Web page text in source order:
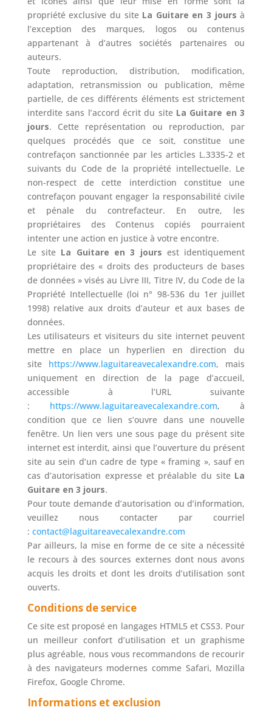
propriété exclusive du site La Guitare en 3 jours à
l’exception des marques, logos ou contenus
appartenant à d’autres sociétés partenaires ou
auteurs.
Toute reproduction, distribution, modification,
adaptation, retransmission ou publication, même
partielle, de ces différents éléments est strictement
interdite sans l’accord écrit du site La Guitare en 3
jours. Cette représentation ou reproduction, par
quelques procédés que ce soit, constitue une
contrefaçon sanctionnée par les articles L.3335-2 et
suivants du Code de la propriété intellectuelle. Le
non-respect de cette interdiction constitue une
contrefaçon pouvant engager la responsabilité civile
et pénale du contrefacteur. En outre, les
propriétaires des Contenus copiés pourraient
intenter une action en justice à votre encontre.
Le site La Guitare en 3 jours est identiquement
propriétaire des « droits des producteurs de bases
de données » visés au Livre III, Titre IV, du Code de la
Propriété Intellectuelle (loi n° 98-536 du 1er juillet
1998) relative aux droits d’auteur et aux bases de
données.
Les utilisateurs et visiteurs du site internet peuvent
mettre en place un hyperlien en direction du
site https://www.laguitareavecalexandre.com, mais
uniquement en direction de la page d’accueil,
accessible à l’URL suivante
: https://www.laguitareavecalexandre.com, à
condition que ce lien s’ouvre dans une nouvelle
fenêtre. Un lien vers une sous page du présent site
internet est interdit, ainsi que l’ouverture du présent
site au sein d’un cadre de type « framing », sauf en
cas d’autorisation expresse et préalable du site La
Guitare en 3 jours.
Pour toute demande d’autorisation ou d’information,
veuillez nous contacter par courriel
: contact@laguitareavecalexandre.com
Par ailleurs, la mise en forme de ce site a nécessité
le recours à des sources externes dont nous avons
acquis les droits et dont les droits d’utilisation sont
ouverts.
Conditions de service
Ce site est proposé en langages HTML5 et CSS3. Pour
un meilleur confort d’utilisation et un graphisme
plus agréable, nous vous recommandons de recourir
à des navigateurs modernes comme Safari, Mozilla
Firefox, Google Chrome.
Informations et exclusion